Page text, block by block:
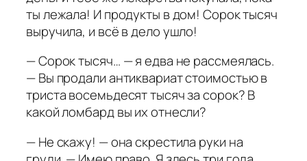
ты лежала! И продукты в дом! Сорок тысяч
выручила, и всё в дело ушло!
— Сорок тысяч… — я едва не рассмеялась.
— Вы продали антиквариат стоимостью в
триста восемьдесят тысяч за сорок? В
какой ломбард вы их отнесли?
— Не скажу! — она скрестила руки на